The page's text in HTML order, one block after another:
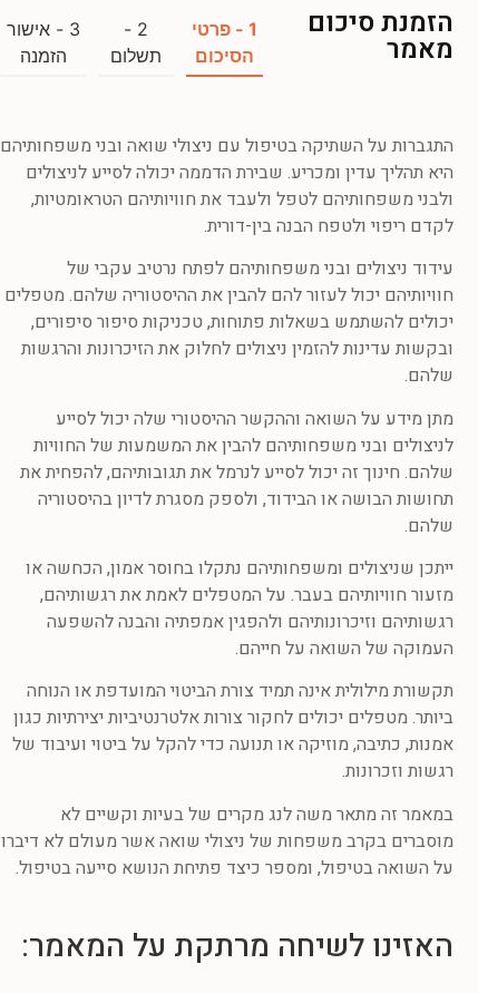
הזמנת סיכום
מאמר
1 - פרטי
הסיכום
2 -
תשלום
3 - אישור
הזמנה
התגברות על השתיקה בטיפול עם ניצולי שואה ובני משפחותיהם
היא תהליך עדין ומכריע. שבירת הדממה יכולה לסייע לניצולים
ולבני משפחותיהם לטפל ולעבד את חוויותיהם הטראומטיות,
לקדם ריפוי ולטפח הבנה בין-דורית.
עידוד ניצולים ובני משפחותיהם לפתח נרטיב עקבי של
חוויותיהם יכול לעזור להם להבין את ההיסטוריה שלהם. מטפלים
יכולים להשתמש בשאלות פתוחות, טכניקות סיפור סיפורים,
ובקשות עדינות להזמין ניצולים לחלוק את הזיכרונות והרגשות
שלהם.
מתן מידע על השואה וההקשר ההיסטורי שלה יכול לסייע
לניצולים ובני משפחותיהם להבין את המשמעות של החוויות
שלהם. חינוך זה יכול לסייע לנרמל את תגובותיהם, להפחית את
תחושות הבושה או הבידוד, ולספק מסגרת לדיון בהיסטוריה
שלהם.
ייתכן שניצולים ומשפחותיהם נתקלו בחוסר אמון, הכחשה או
מזעור חוויותיהם בעבר. על המטפלים לאמת את רגשותיהם,
רגשותיהם וזיכרונותיהם ולהפגין אמפתיה והבנה להשפעה
העמוקה של השואה על חייהם.
תקשורת מילולית אינה תמיד צורת הביטוי המועדפת או הנוחה
ביותר. מטפלים יכולים לחקור צורות אלטרנטיביות יצירתיות כגון
אמנות, כתיבה, מוזיקה או תנועה כדי להקל על ביטוי ועיבוד של
רגשות וזכרונות.
במאמר זה מתאר משה לנג מקרים של בעיות וקשיים לא
מוסברים בקרב משפחות של ניצולי שואה אשר מעולם לא דיברו
על השואה בטיפול, ומספר כיצד פתיחת הנושא סייעה בטיפול.
האזינו לשיחה מרתקת על המאמר: